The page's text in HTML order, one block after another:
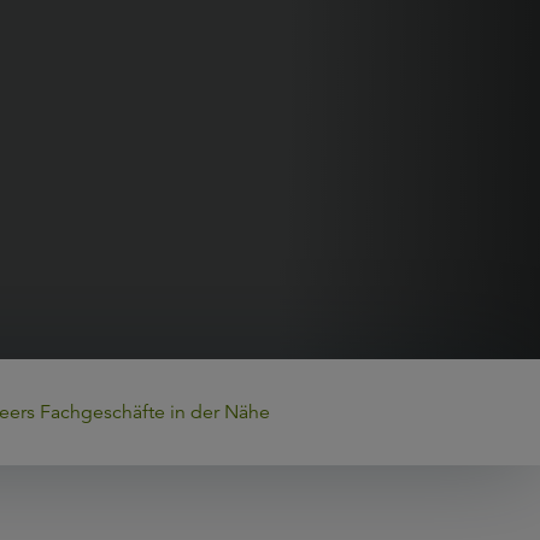
Fachgeschäfte in der Nähe